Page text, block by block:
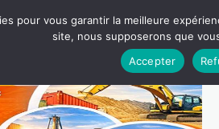
pour vous garantir la meilleure
site, nous supposerons que
Accepter